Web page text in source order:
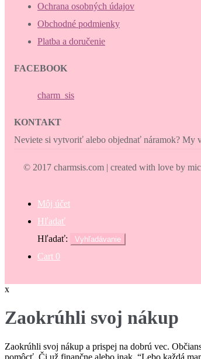
Ochrana osobných údajov
Obchodné podmienky
Platba a doručenie
FACEBOOK
charm_sis
KONTAKT
Neviete si vytvoriť alebo objednať náramok? My
© 2017 charmsis.com | created with love by
Môj účet
Hľadať
Hľadať:
Vyhľadávanie
Cart 0
x
Zaokrúhli svoj nákup
Zaokrúhli svoj nákup a prispej na dobrú vec.
pomôcť. Či už finančne alebo inak. “Lebo každá